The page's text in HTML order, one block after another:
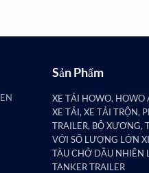
Sản Phẩm
XE TẢI HOWO, HOWO
XE TẢI, XE TẢI TRỘN,
TRAILER, BỘ XƯƠNG,
VỚI SỐ LƯỢNG LỚN
TÀU CHỞ DẦU NHIÊN
TANKER TRAILER